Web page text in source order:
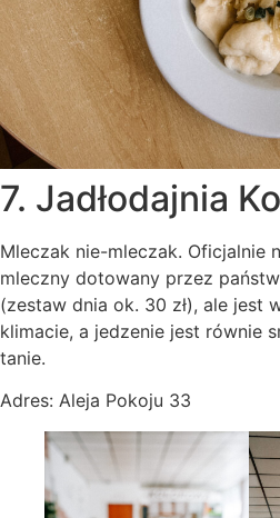
7. Jadłodajnia
Mleczak nie-mleczak. Oficjalnie
mleczny dotowany przez
(zestaw dnia ok. 30 zł), ale jest
klimacie, a jedzenie jest równie
tanie.
Adres: Aleja Pokoju 33